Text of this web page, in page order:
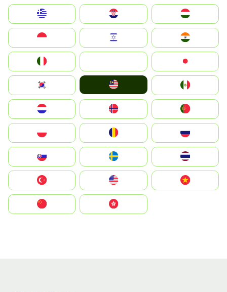
Magyarország
South Korea
United States
中國香港特別行政區